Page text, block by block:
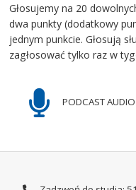
Głosujemy na 20
dwa punkty (dodatkowy
jednym punkcie. Głosują
zagłosować tylko raz w
PODCAST AUDIO